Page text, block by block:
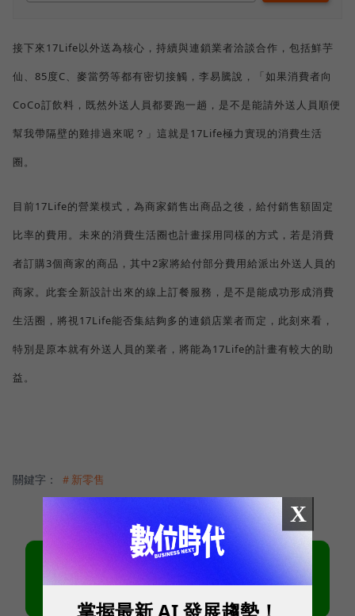
接下來17Life以外送為核心，持續與連鎖業者洽談合作，包括鮮芋
仙、85度C、麥當勞等都有密切接觸，李易騰說，「如果消費者向
CoCo訂飲料，既然外送人員都要跑一趟，是不是能請外送人員順便
幫我帶隔壁的雞排過來呢？」這就是17Life極力實現的消費生活
圈。
目前17Life的營業模式，為商家銷售出商品之後，給付銷售額固定
比率的費用。未來的消費生活圈也計畫採用同樣的方式，若是消費
者訂購3個商家的商品，其中2家將給付部分費用給派出外送人員的
商家。此套全新設計出來的線上訂餐服務，是不是能成功形成消費
生活圈，將視17Life能否集結夠多的連鎖店業者而定，此刻來看，
特別是原本就有外送人員的業者，將能為17Life的計畫有較大的助
益。
關鍵字： ＃新零售
X
掌握最新 AI 發展趨勢！